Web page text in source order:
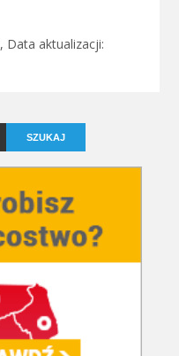
, Data aktualizacji: